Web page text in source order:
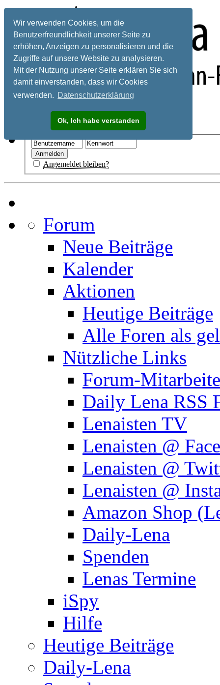
Wir verwenden Cookies, um die
Benutzerfreundlichkeit unserer Seite zu
erhöhen, Anzeigen zu personalisieren und die
Zugriffe auf unsere Website zu analysieren.
Mit der Nutzung unserer Seite erklären Sie sich
damit einverstanden, dass wir Cookies
verwenden. Datenschutzerklärung
Ok, Ich habe verstanden
Registrieren
Angemeldet bleiben?
Forum
Neue Beiträge
Kalender
Aktionen
Heutige Beiträge
Alle Foren als
Nützliche Links
Forum-
Daily Lena RSS
Lenaisten TV
Lenaisten @
Lenaisten @
Lenaisten @
Amazon Shop
Daily-Lena
Spenden
Lenas Termine
iSpy
Hilfe
Heutige Beiträge
Daily-Lena